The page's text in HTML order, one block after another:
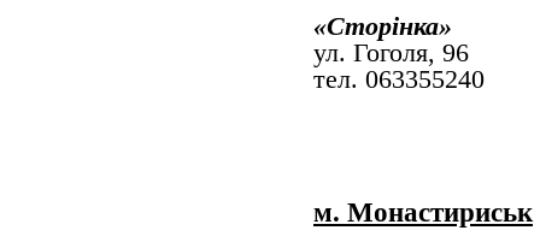
«Сторінка»
ул. Гоголя, 96
тел. 063355240
м. Монастириськ